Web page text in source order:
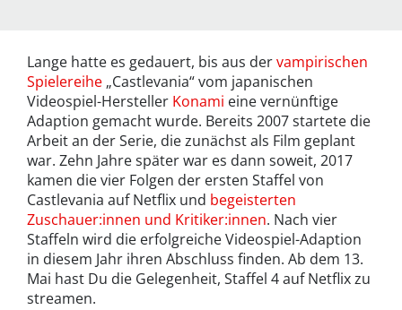
Lange hatte es gedauert, bis aus dervampirischen
Spielereihe „Castlevania“ vom japanischen
Videospiel-Hersteller Konami eine vernünftige
Adaption gemacht wurde. Bereits 2007 startete die
Arbeit an der Serie, die zunächst als Film geplant
war. Zehn Jahre später war es dann soweit, 2017
kamen die vier Folgen der ersten Staffel von
Castlevania auf Netflix und begeisterten
Zuschauer:innen und Kritiker:innen. Nach vier
Staffeln wird die erfolgreiche Videospiel-Adaption
in diesem Jahr ihren Abschluss finden. Ab dem 13.
Mai hast Du die Gelegenheit, Staffel 4 auf Netflix zu
streamen.